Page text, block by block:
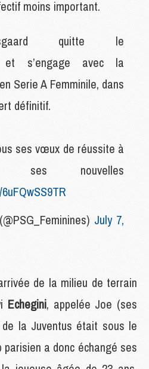
moins important.
quitte le
et s’engage avec la
Serie A Femminile, dans
définitif.
ses vœux de réussite à
ses nouvelles
July 7,
de la milieu de terrain
Echegini, appelée Joe (ses
la Juventus était sous le
a donc échangé ses